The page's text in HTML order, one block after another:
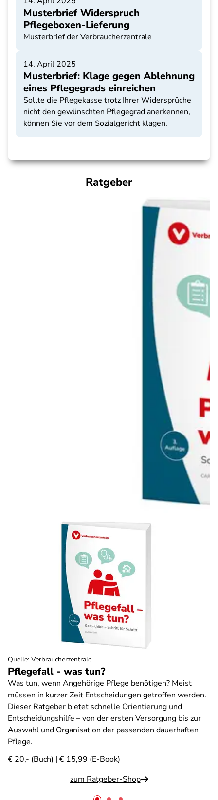
Musterbrief Widerspruch
Pflegeboxen-Lieferung
Musterbrief der Verbraucherzentrale
14. April 2025
Musterbrief: Klage gegen Ablehnung
eines Pflegegrads einreichen
Sollte die Pflegekasse trotz Ihrer Widersprüche
nicht den gewünschten Pflegegrad anerkennen,
können Sie vor dem Sozialgericht klagen.
Ratgeber
Pflegefall - was tun?
Was tun, wenn Angehörige Pflege benötigen? Meist
müssen in kurzer Zeit Entscheidungen getroffen werden.
Dieser Ratgeber bietet schnelle Orientierung und
Entscheidungshilfe – von der ersten Versorgung bis zur
Auswahl und Organisation der passenden dauerhaften
Pflege.
€ 20,- (Buch) | € 15,99 (E-Book)
zum Ratgeber-Shop
Quelle: Verbraucherzentrale